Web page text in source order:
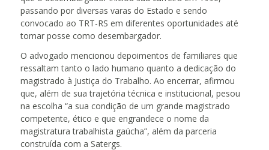
passando por diversas varas do Estado e sendo
convocado ao TRT-RS em diferentes oportunidades até
tomar posse como desembargador.
O advogado mencionou depoimentos de familiares que
ressaltam tanto o lado humano quanto a dedicação do
magistrado à Justiça do Trabalho. Ao encerrar, afirmou
que, além de sua trajetória técnica e institucional, pesou
na escolha “a sua condição de um grande magistrado
competente, ético e que engrandece o nome da
magistratura trabalhista gaúcha”, além da parceria
construída com a Satergs.